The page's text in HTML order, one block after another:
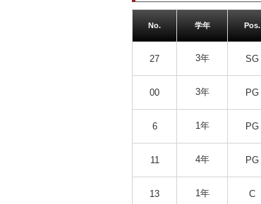
No. 学年 Pos.
27 3年 SG
00 3年 PG
6 1年 PG
11 4年 PG
13 1年 C